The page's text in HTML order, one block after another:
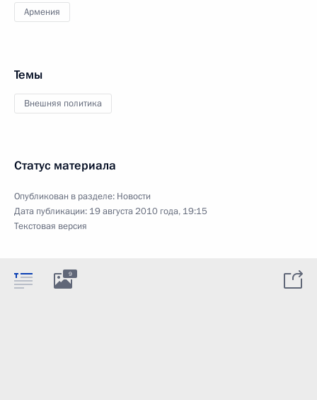
Армения
Темы
Внешняя политика
Статус материала
Опубликован в разделе: Новости
Дата публикации: 19 августа 2010 года, 19:15
Текстовая версия
9